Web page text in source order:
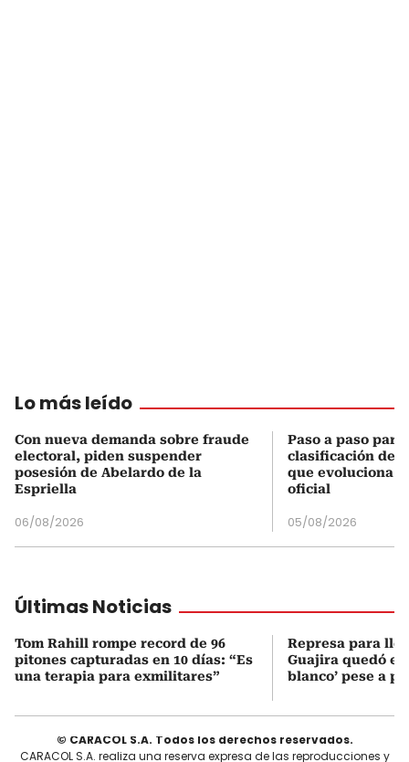
Lo más leído
Con nueva demanda sobre fraude
electoral, piden suspender
posesión de Abelardo de la
Espriella
06/08/2026
Paso a paso
clasificación del
que evoluciona
oficial
05/08/2026
Últimas Noticias
Tom Rahill rompe record de 96
pitones capturadas en 10 días: “Es
una terapia para exmilitares”
Represa para
Guajira quedó en
blanco’ pese a
© CARACOL S.A. Todos los derechos reservados.
CARACOL S.A. realiza una reserva expresa de las reproducciones y